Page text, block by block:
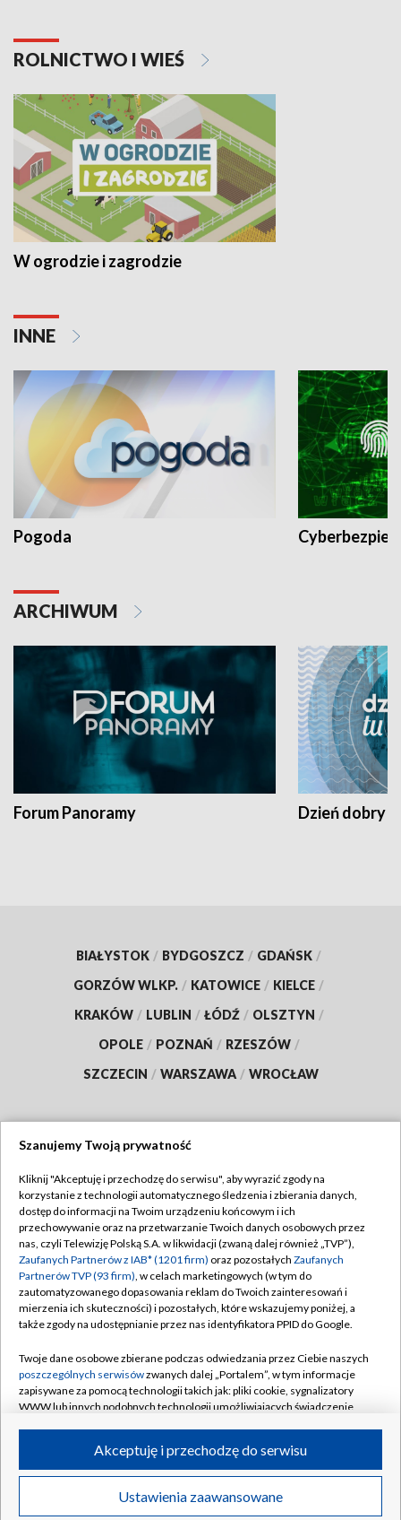
ROLNICTWO I WIEŚ
W ogrodzie i zagrodzie
INNE
Pogoda
ARCHIWUM
Forum Panoramy Dzień dobry
BIAŁYSTOK / BYDGOSZCZ / GDAŃSK /
GORZÓW WLKP. / KATOWICE / KIELCE /
KRAKÓW / LUBLIN / ŁÓDŹ / OLSZTYN /
OPOLE / POZNAŃ / RZESZÓW /
SZCZECIN / WARSZAWA / WROCŁAW
TVP
Abonament TVP
Emisja w TVP
Centrum informacji TVP
Naziemna Telewizja Cyfrowa
Rada Programowa
System NOS
Informacje o nadawcy
Program dla prasy
Ogłoszenie przetargowe
Regulamin TVP
Polityka prywatności
Moje zgody
Pomoc
Kontakt
Kanały
©2026 Telewizja Polska S.A. w likwidacji
Szanujemy Twoją prywatność
Kliknij "Akceptuję i przechodzę do serwisu", aby wyrazić zgody na
korzystanie z technologii automatycznego śledzenia i zbierania danych,
dostęp do informacji na Twoim urządzeniu końcowym i ich
przechowywanie oraz na przetwarzanie Twoich danych osobowych przez
nas, czyli Telewizję Polską S.A. w likwidacji (zwaną dalej również „TVP”),
Zaufanych Partnerów z IAB* (1201 firm) oraz pozostałych Zaufanych
Partnerów TVP (93 firm), w celach marketingowych (w tym do
zautomatyzowanego dopasowania reklam do Twoich zainteresowań i
mierzenia ich skuteczności) i pozostałych, które wskazujemy poniżej, a
także zgody na udostępnianie przez nas identyfikatora PPID do Google.
Twoje dane osobowe zbierane podczas odwiedzania przez Ciebie naszych
poszczególnych serwisówzwanych dalej „Portalem”, w tym informacje
zapisywane za pomocą technologii takich jak: pliki cookie, sygnalizatory
WWW lub innych podobnych technologii umożliwiających świadczenie
ruchu w Internecie.
Twoje dane osobowe zbierane podczas odwiedzania przez Ciebie
poszczególnych serwisówna Portalu, takie jak adresy IP, identyfikatory
Ustawienia zaawansowane
Akceptuję i przechodzę do serwisu